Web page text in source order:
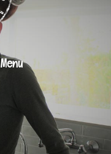
Menu